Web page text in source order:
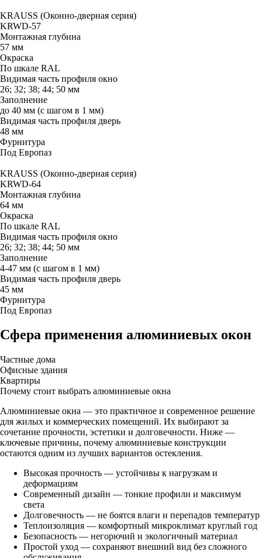
KRAUSS (Оконно-дверная серия)
KRWD-57
Монтажная глубина
57 мм
Окраска
По шкале RAL
Видимая часть профиля окно
26; 32; 38; 44; 50 мм
Заполнение
до 40 мм (с шагом в 1 мм)
Видимая часть профиля дверь
48 мм
Фурнитура
Под Европаз
KRAUSS (Оконно-дверная серия)
KRWD-64
Монтажная глубина
64 мм
Окраска
По шкале RAL
Видимая часть профиля окно
26; 32; 38; 44; 50 мм
Заполнение
4-47 мм (с шагом в 1 мм)
Видимая часть профиля дверь
45 мм
Фурнитура
Под Европаз
Сфера применения алюминиевых окон
Частные дома
Офисные здания
Квартиры
Почему стоит выбрать алюминиевые окна
Алюминиевые окна — это практичное и современное решение
для жилых и коммерческих помещений. Их выбирают за
сочетание прочности, эстетики и долговечности. Ниже —
ключевые причины, почему алюминиевые конструкции
остаются одним из лучших вариантов остекления.
Высокая прочность — устойчивы к нагрузкам и
деформациям
Современный дизайн — тонкие профили и максимум
света
Долговечность — не боятся влаги и перепадов температур
Теплоизоляция — комфортный микроклимат круглый год
Безопасность — негорючий и экологичный материал
Простой уход — сохраняют внешний вид без сложного